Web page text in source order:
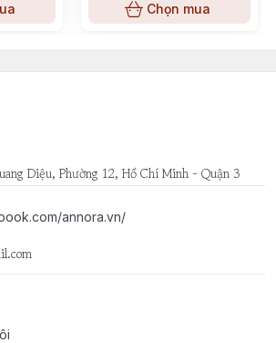
Chọn mua
Diệu, Phường 12, Hồ Chí Minh - Quận 3
annora.vn/